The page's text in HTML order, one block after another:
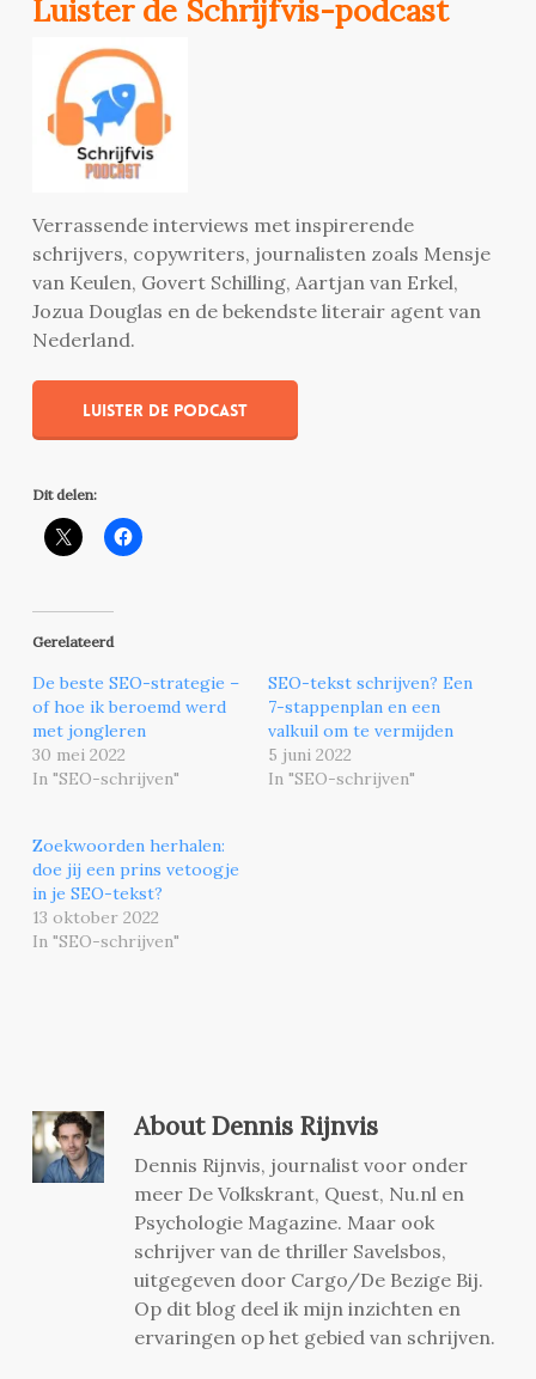
Luister de Schrijfvis-podcast
Verrassende interviews met inspirerende
schrijvers, copywriters, journalisten zoals Mensje
van Keulen, Govert Schilling, Aartjan van Erkel,
Jozua Douglas en de bekendste literair agent van
Nederland.
Luister de podcast
Dit delen:
Gerelateerd
De beste SEO-strategie –
of hoe ik beroemd werd
met jongleren
30 mei 2022
In "SEO-schrijven"
SEO-tekst schrijven? Een
7-stappenplan en een
valkuil om te vermijden
5 juni 2022
In "SEO-schrijven"
Zoekwoorden herhalen:
doe jij een prins vetoogje
in je SEO-tekst?
13 oktober 2022
In "SEO-schrijven"
AboutDennis Rijnvis
Dennis Rijnvis, journalist voor onder
meer De Volkskrant, Quest, Nu.nl en
Psychologie Magazine. Maar ook
schrijver van de thriller Savelsbos,
uitgegeven door Cargo/De Bezige Bij.
Op dit blog deel ik mijn inzichten en
ervaringen op het gebied van schrijven.